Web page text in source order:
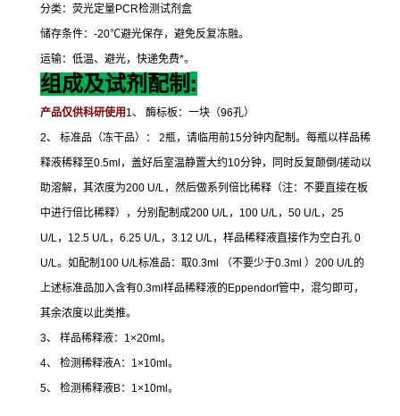
分类：荧光定量PCR检测试剂盒
储存条件： -20℃避光保存，避免反复冻融。
运输：低温、避光，快递免费*。
组成及试剂配制 :
产品仅供科研使用 1、 酶标板：一块（96孔）
2、 标准品（冻干品）： 2瓶，请临用前15分钟内配制。每瓶以样品稀
释液稀释至0.5ml ，盖好后室温静置大约10分钟，同时反复颠倒/搓动以
助溶解，其浓度为200 U/L，然后做系列倍比稀释（注：不要直接在板
中进行倍比稀释），分别配制成200 U/L， 100 U/L， 50 U/L， 25
U/L， 12.5 U/L， 6.25 U/L， 3.12 U/L，样品稀释液直接作为空白孔 0
U/L。如配制 100 U/L标准品：取0.3ml （不要少于0.3ml ） 200 U/L的
上述标准品加入含有0.3ml 样品稀释液的Eppendorf管中，混匀即可，
其余浓度以此类推。
3、 样品稀释液： 1×20ml 。
4、 检测稀释液A： 1×10ml 。
5、 检测稀释液 B： 1×10ml 。